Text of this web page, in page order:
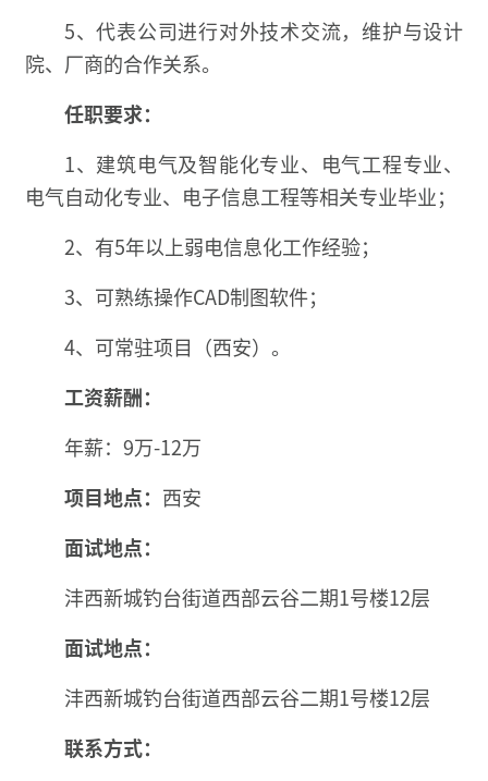
5、代表公司进行对外技术交流，维护与设计
院、厂商的合作关系。
任职要求：
1、建筑电气及智能化专业、电气工程专业、
电气自动化专业、电子信息工程等相关专业毕业；
2、有5年以上弱电信息化工作经验；
3、可熟练操作CAD制图软件；
4、可常驻项目（西安）。
工资薪酬：
年薪：9万-12万
项目地点： 西安
面试地点：
沣西新城钓台街道西部云谷二期1号楼12层
面试地点：
沣西新城钓台街道西部云谷二期1号楼12层
联系方式：